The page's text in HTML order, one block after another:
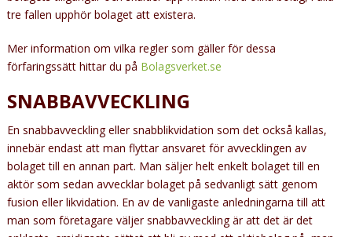
tre fallen upphör bolaget att existera.
Mer information om vilka regler som gäller för dessa
förfaringssätt hittar du på Bolagsverket.se
SNABBAVVECKLING
En snabbavveckling eller snabblikvidation som det också kallas,
innebär endast att man flyttar ansvaret för avvecklingen av
bolaget till en annan part. Man säljer helt enkelt bolaget till en
aktör som sedan avvecklar bolaget på sedvanligt sätt genom
fusion eller likvidation. En av de vanligaste anledningarna till att
man som företagare väljer snabbavveckling är att det är det